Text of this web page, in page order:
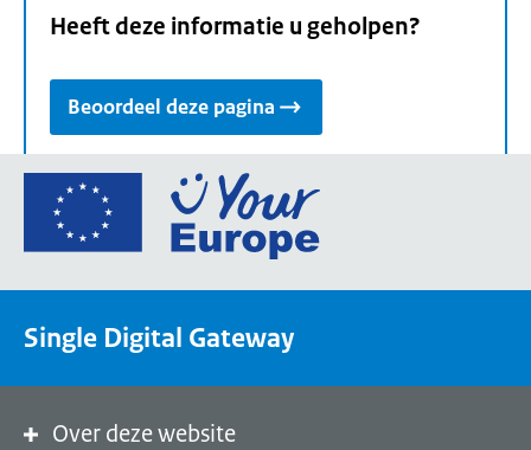
Heeft deze informatie u geholpen?
Beoordeel deze pagina
Ga
de
een
Single Digital Gateway
Over deze website